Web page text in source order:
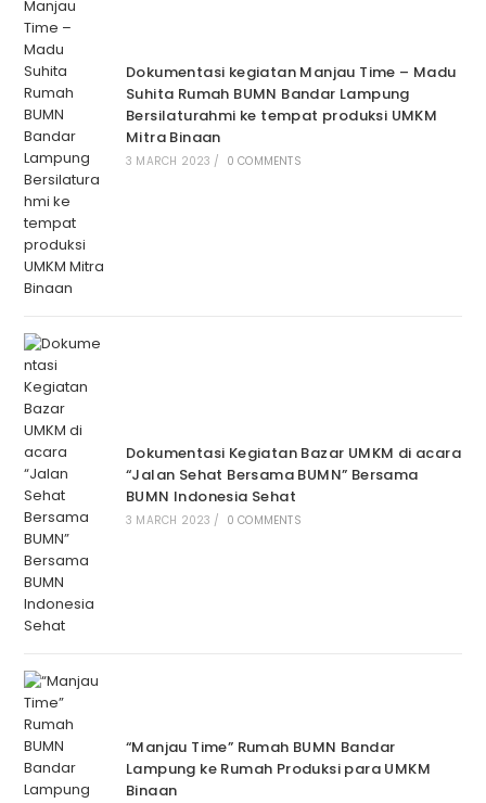
Dokumentasi kegiatan Manjau Time – Madu
Suhita Rumah BUMN Bandar Lampung
Bersilaturahmi ke tempat produksi UMKM
Mitra Binaan
3 MARCH 2023 / 0 COMMENTS
Dokumentasi Kegiatan Bazar UMKM di acara
“Jalan Sehat Bersama BUMN” Bersama
BUMN Indonesia Sehat
3 MARCH 2023 / 0 COMMENTS
“Manjau Time” Rumah BUMN Bandar
Lampung ke Rumah Produksi para UMKM
Binaan